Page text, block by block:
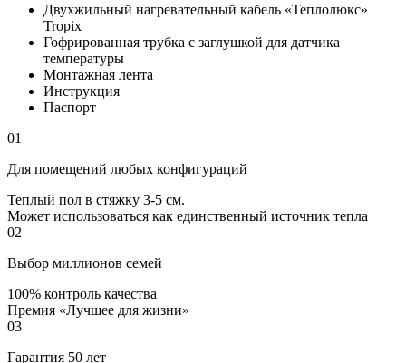
Двухжильный нагревательный кабель «Теплолюкс»
Tropix
Гофрированная трубка с заглушкой для датчика
температуры
Монтажная лента
Инструкция
Паспорт
01
Для помещений любых конфигураций
Теплый пол в стяжку 3-5 см.
Может использоваться как единственный источник тепла
02
Выбор миллионов семей
100% контроль качества
Премия «Лучшее для жизни»
03
Гарантия 50 лет